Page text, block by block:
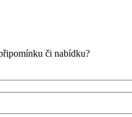
či nabídku?